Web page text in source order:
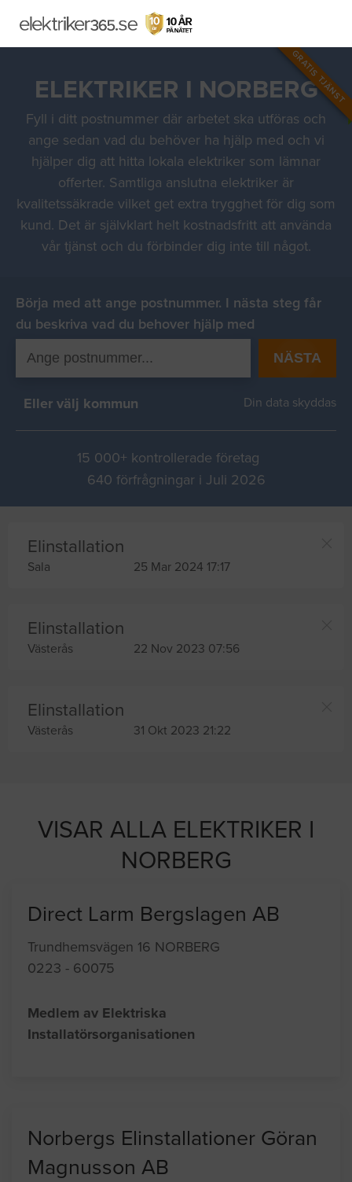
GRATIS TJÄNST
ELEKTRIKER I NORBERG
Fyll i ditt postnummer där arbetet ska utföras och
ange sedan vad du behöver ha hjälp med och vi
hjälper dig att hitta lokala elektriker som lämnar
offerter. Samtliga anslutna elektriker är
kvalitetssäkrade vilket get extra trygghet för dig som
kund. Det är självklart helt kostnadsfritt att använda
vår tjänst och du förbinder dig inte till något.
Börja med att ange postnummer. I nästa steg får
du beskriva vad du behover hjälp med
NÄSTA
Eller välj kommun Din data skyddas
15 000+ kontrollerade företag
640 förfrågningar i Juli 2026
Elinstallation
Sala 25 Mar 2024 17:17
Elinstallation
Västerås 22 Nov 2023 07:56
Elinstallation
Västerås 31 Okt 2023 21:22
VISAR ALLA ELEKTRIKER I
NORBERG
Direct Larm Bergslagen AB
Trundhemsvägen 16 NORBERG
0223 - 60075
Medlem av Elektriska
Installatörsorganisationen
Norbergs Elinstallationer Göran
Magnusson AB